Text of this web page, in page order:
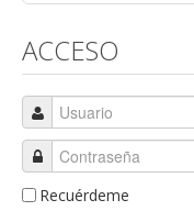
ACCESO
Recuérdeme